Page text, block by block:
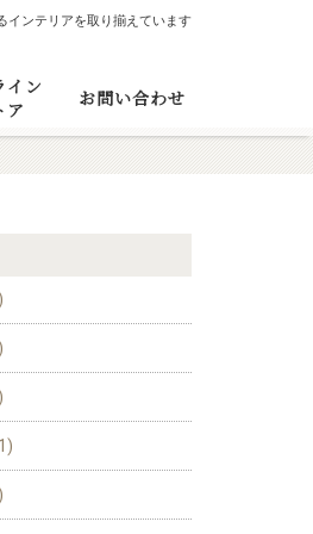
インテリアを取り揃えています
イン
ア
お問い合わせ